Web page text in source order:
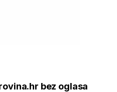
bez oglasa